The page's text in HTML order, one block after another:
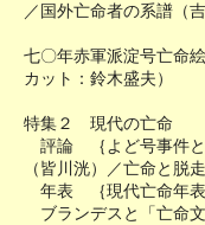
／国外亡命者の系譜（吉
七〇年赤軍派淀号亡
カット：鈴木盛夫）
特集２ 現代の亡命
評論 ｛よど号事件と
（皆川洸）／亡命と脱
年表 ｛現代亡命年表
ブランデスと「亡命